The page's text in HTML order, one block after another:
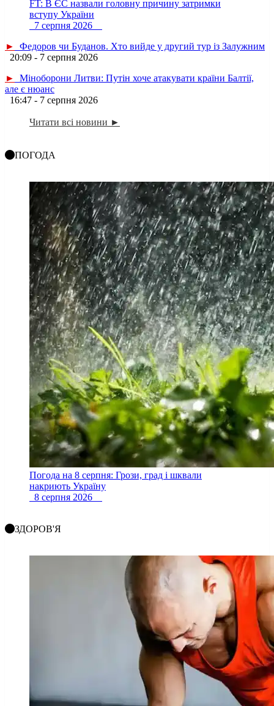
FT: В ЄС назвали головну причину затримки
вступу України
7 серпня 2026
►
Федоров чи Буданов. Хто вийде у другий тур із Залужним
20:09 - 7 серпня 2026
►
Міноборони Литви: Путін хоче атакувати країни Балтії,
але є нюанс
16:47 - 7 серпня 2026
Читати всі новини ►
ПОГОДА
Погода на 8 серпня: Грози, град і шквали
накриють Україну
8 серпня 2026
ЗДОРОВ'Я